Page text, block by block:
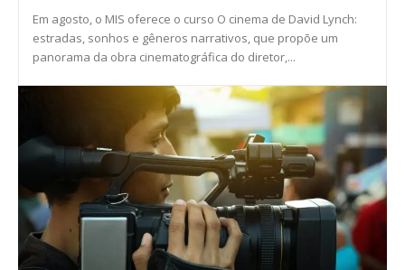
Em agosto, o MIS oferece o curso O cinema de David Lynch:
estradas, sonhos e gêneros narrativos, que propõe um
panorama da obra cinematográfica do diretor,...